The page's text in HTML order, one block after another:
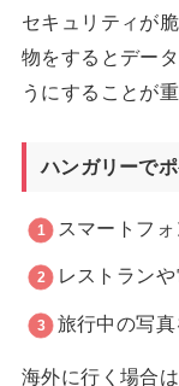
セキュリティが
物をするとデー
うにすることが
ハンガリーで
スマートフ
レストラン
旅行中の写
海外に行く場合